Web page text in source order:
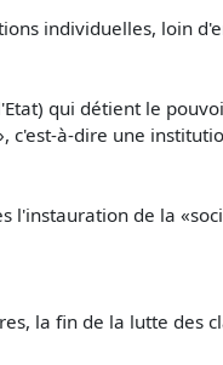
individuelles, loin
qui détient le
c'est-à-dire une
l'instauration de la
la fin de la lutte des